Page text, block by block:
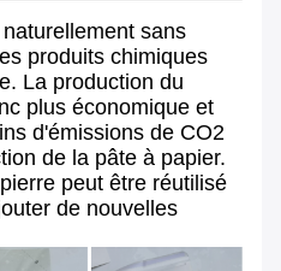
sans
produits chimiques
La production du
plus économique et
d'émissions de CO2
de la pâte à papier.
peut être réutilisé
de nouvelles